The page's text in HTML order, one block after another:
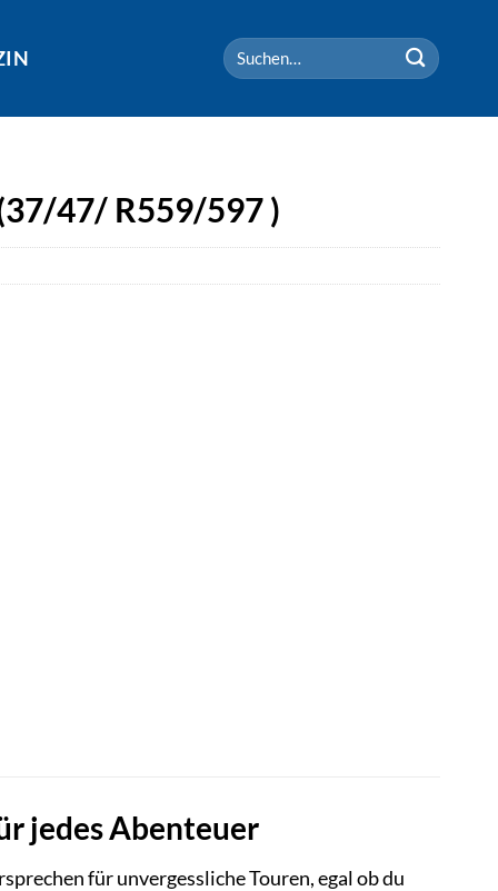
Suchen
nach:
47/ R559/597 )
jedes Abenteuer
für unvergessliche Touren, egal ob du